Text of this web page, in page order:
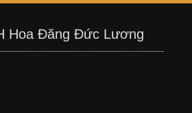
Hoa Đăng Đức Lương